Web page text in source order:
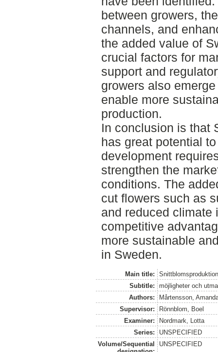
between growers,
channels, and
the added value of
crucial factors for
support and
growers also
enable more
production.
In conclusion is that
has great potential
development
strengthen the
conditions. The
cut flowers such as
and reduced climate
competitive
more sustainable
in Sweden.
Main title:
Subtitle:
möjligheter och
Authors:
Mårtensson,
Supervisor:
Rönnblom, Boel
Examiner:
Nordmark, Lotta
Series:
UNSPECIFIED
Volume/Sequential
UNSPECIFIED